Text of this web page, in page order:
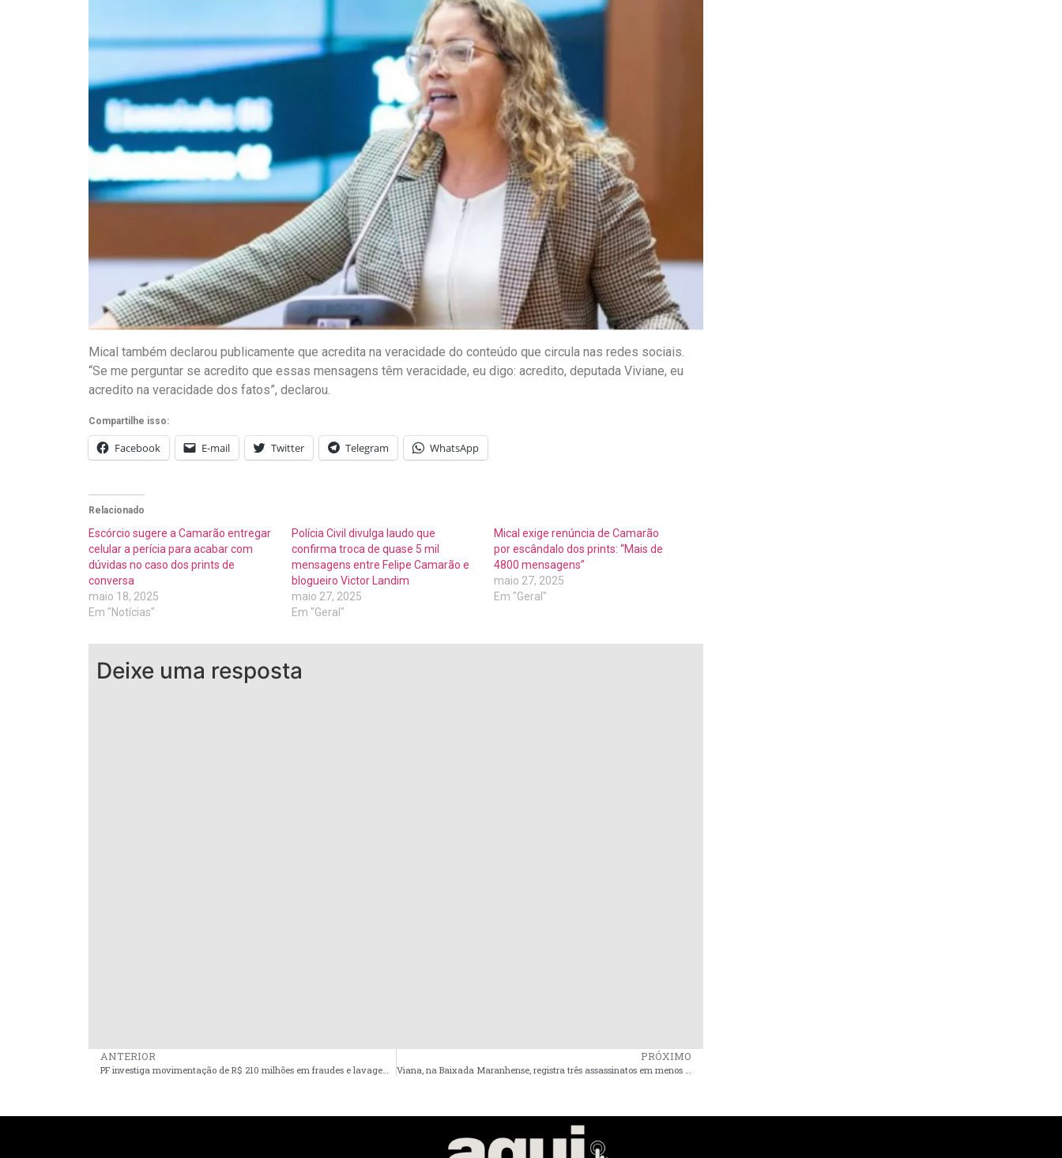
Mical também declarou publicamente que acredita na veracidade do conteúdo que circula nas redes sociais.
“Se me perguntar se acredito que essas mensagens têm veracidade, eu digo: acredito, deputada Viviane, eu
acredito na veracidade dos fatos”, declarou.
Compartilhe isso:
Facebook E-mail Twitter Telegram WhatsApp
Relacionado
Escórcio sugere a Camarão entregar
celular a perícia para acabar com
dúvidas no caso dos prints de
conversa
maio 18, 2025
Em "Notícias"
Polícia Civil divulga laudo que
confirma troca de quase 5 mil
mensagens entre Felipe Camarão e
blogueiro Victor Landim
maio 27, 2025
Em "Geral"
Mical exige renúncia de Camarão
por escândalo dos prints: “Mais de
4800 mensagens”
maio 27, 2025
Em "Geral"
Deixe uma resposta
ANTERIOR
PF investiga movimentação de R$ 210 milhões em fraudes e lavagem de dinheiro; São Luís entre os alvos
PRÓXIMO
Viana, na Baixada Maranhense, registra três assassinatos em menos de 48 horas